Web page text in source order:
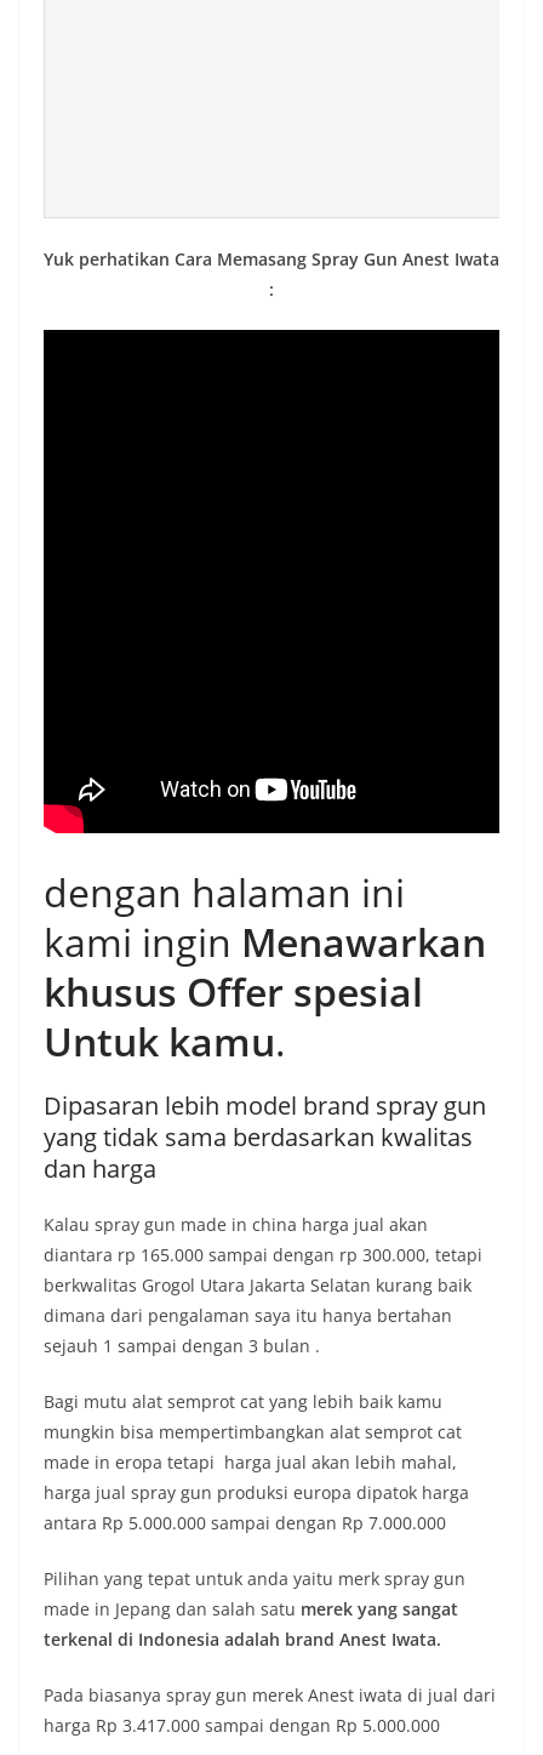
Yuk perhatikan Cara Memasang Spray Gun Anest Iwata
:
dengan halaman ini
kami ingin Menawarkan
khusus Offer spesial
Untuk kamu.
Dipasaran lebih model brand spray gun
yang tidak sama berdasarkan kwalitas
dan harga
Kalau spray gun made in china harga jual akan
diantara rp 165.000 sampai dengan rp 300.000, tetapi
berkwalitas Grogol Utara Jakarta Selatan kurang baik
dimana dari pengalaman saya itu hanya bertahan
sejauh 1 sampai dengan 3 bulan .
Bagi mutu alat semprot cat yang lebih baik kamu
mungkin bisa mempertimbangkan alat semprot cat
made in eropa tetapi harga jual akan lebih mahal,
harga jual spray gun produksi europa dipatok harga
antara Rp 5.000.000 sampai dengan Rp 7.000.000
Pilihan yang tepat untuk anda yaitu merk spray gun
made in Jepang dan salah satu merek yang sangat
terkenal di Indonesia adalah brand Anest Iwata.
Pada biasanya spray gun merek Anest iwata di jual dari
harga Rp 3.417.000 sampai dengan Rp 5.000.000